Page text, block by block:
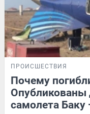
ПРОИСШЕСТВИЯ
Почему
самолета